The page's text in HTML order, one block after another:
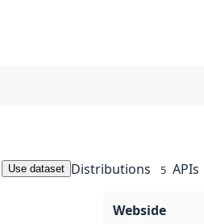
Use dataset Distributions 5 APIs
Webside